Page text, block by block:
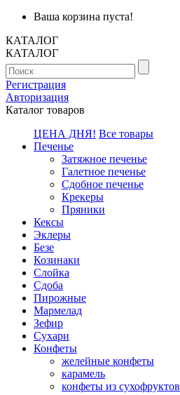
Ваша корзина пуста!
КАТАЛОГ
КАТАЛОГ
Регистрация
Авторизация
Каталог товаров
ЦЕНА ДНЯ! Все товары
Печенье
Затяжное печенье
Галетное печенье
Сдобное печенье
Крекеры
Пряники
Кексы
Эклеры
Безе
Козинаки
Слойка
Сдоба
Пирожные
Мармелад
Зефир
Сухари
Конфеты
желейные конфеты
карамель
конфеты из сухофруктов